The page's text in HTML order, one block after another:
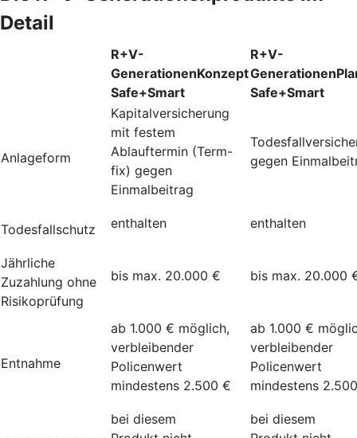
Detail
R+V-
GenerationenKonzept
Safe+Smart
R+V-
Safe+Smart
Anlageform
Kapitalversicherung
mit festem
Ablauftermin (Term-
fix) gegen
Einmalbeitrag
gegen
Todesfallschutz enthalten enthalten
Jährliche
Zuzahlung ohne
Risikoprüfung
bis max. 20.000 € bis max. 20.000
Entnahme
ab 1.000 € möglich,
verbleibender
Policenwert
mindestens 2.500 €
ab 1.000 €
verbleibender
Policenwert
mindestens
bei diesem
bei diesem